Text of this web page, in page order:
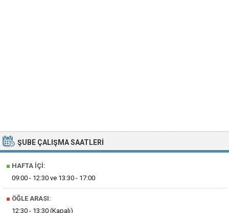
ŞUBE ÇALIŞMA SAATLERI
■ HAFTA İÇI:
09:00 - 12:30 ve 13:30 - 17:00
■ ÖĞLE ARASI:
12:30 - 13:30 (Kapalı)